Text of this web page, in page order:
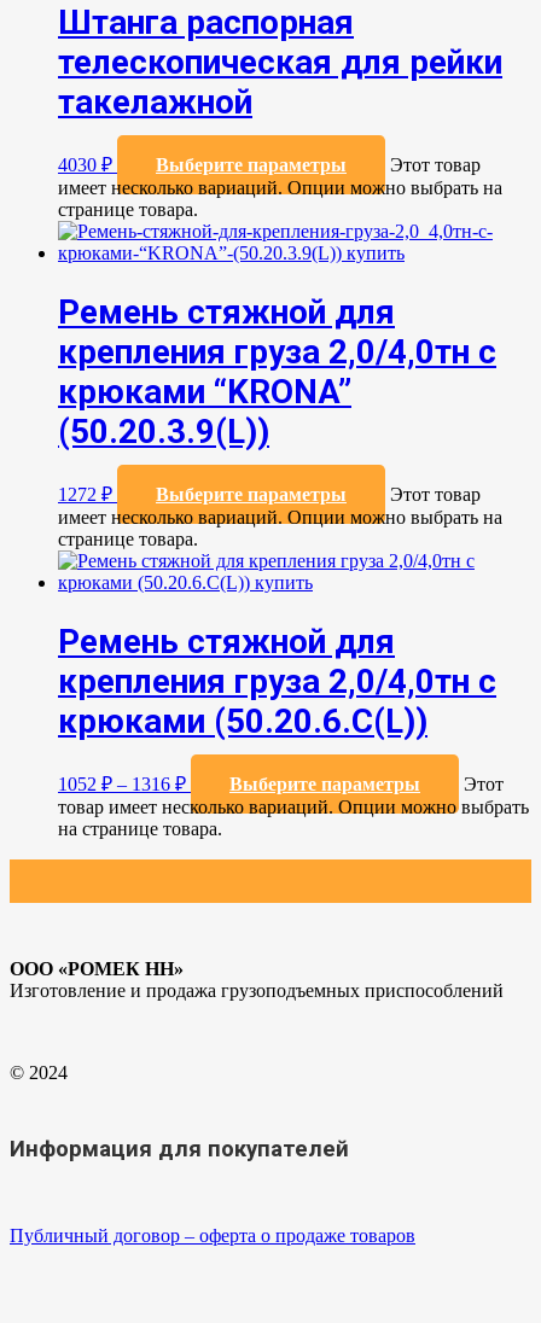
Штанга распорная
телескопическая для рейки
такелажной
4030 ₽ Выберите параметры
Этот товар
имеет несколько вариаций. Опции можно выбрать на
странице товара.
Ремень стяжной для
крепления груза 2,0/4,0тн с
крюками “KRONA”
(50.20.3.9(L))
1272 ₽ Выберите параметры
Этот товар
имеет несколько вариаций. Опции можно выбрать на
странице товара.
Ремень стяжной для
крепления груза 2,0/4,0тн с
крюками (50.20.6.C(L))
1052 ₽ – 1316 ₽ Выберите параметры
Этот
товар имеет несколько вариаций. Опции можно выбрать
на странице товара.
ООО «РОМЕК НН»
Изготовление и продажа грузоподъемных приспособлений
© 2024
Информация для покупателей
Публичный договор – оферта о продаже товаров